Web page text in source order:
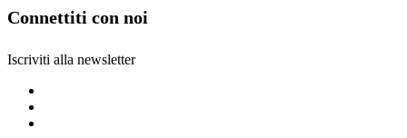
Connettiti con noi
Iscriviti alla newsletter